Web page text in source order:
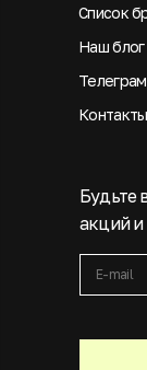
Будьте
акций
Список
Наш блог
Контакты